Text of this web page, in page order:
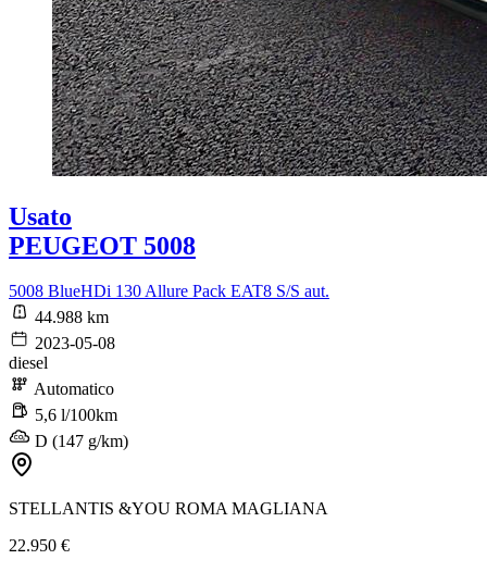
Usato
PEUGEOT 5008
5008 BlueHDi 130 Allure Pack EAT8 S/S aut.
44.988 km
2023-05-08
diesel
Automatico
5,6 l/100km
D (147 g/km)
STELLANTIS &YOU ROMA MAGLIANA
22.950 €